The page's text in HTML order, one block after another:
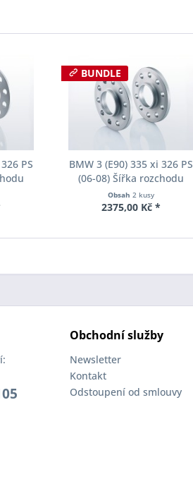
PS
1-05-
5mm
BUNDLE
BMW 3 (E90) 335 xi 326 PS
(06-08) Šířka rozchodu
Eibach Pro-Spacer S90-2-10-
004 System2 Tloušťka 10mm
Obsah2 kusy
2375,00 Kč *
Obchodní služby
Newsletter
Kontakt
Odstoupení od smlouvy